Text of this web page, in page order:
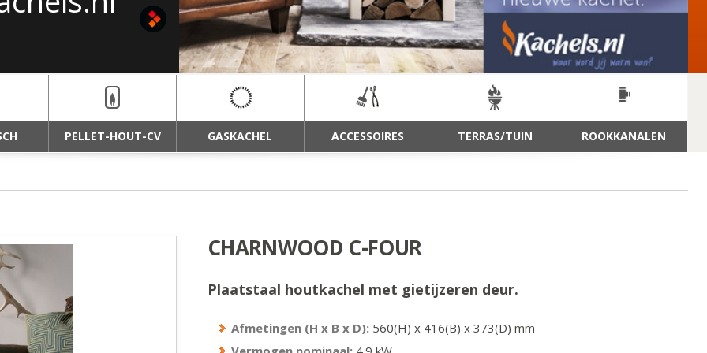
PELLET-HOUT-CV GASKACHEL ACCESSOIRES TERRAS/TUIN ROOKKANALEN
CHARNWOOD C-FOUR
Plaatstaal houtkachel met gietijzeren deur.
Afmetingen (H x B x D): 560(H) x 416(B) x 373(D) mm